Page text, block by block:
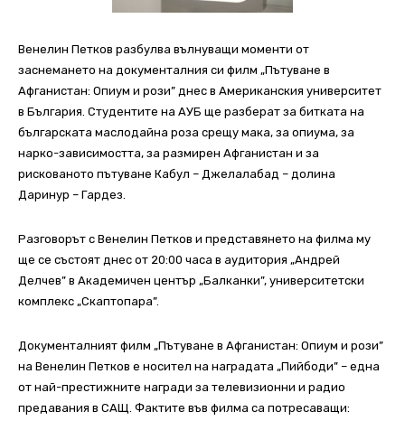
Венелин Петков разбулва вълнуващи моменти от
заснемането на документалния си филм „Пътуване в
Афганистан: Опиум и рози” днес в Американския университет
в България. Студентите на АУБ ще разберат за битката на
българската маслодайна роза срещу мака, за опиума, за
нарко-зависимостта, за размирен Афганистан и за
рискованото пътуване Кабул – Джелалабад – долина
Даринур – Гардез.
Разговорът с Венелин Петков и представянето на филма му
ще се състоят днес от 20:00 часа в аудитория „Андрей
Делчев” в Академичен център „Балканки”, университетски
комплекс „Скаптопара”.
Документалният филм „Пътуване в Афганистан: Опиум и рози”
на Венелин Петков е носител на наградата „Пийбоди” – една
от най-престижните награди за телевизионни и радио
предавания в САЩ. Фактите във филма са потресаващи: